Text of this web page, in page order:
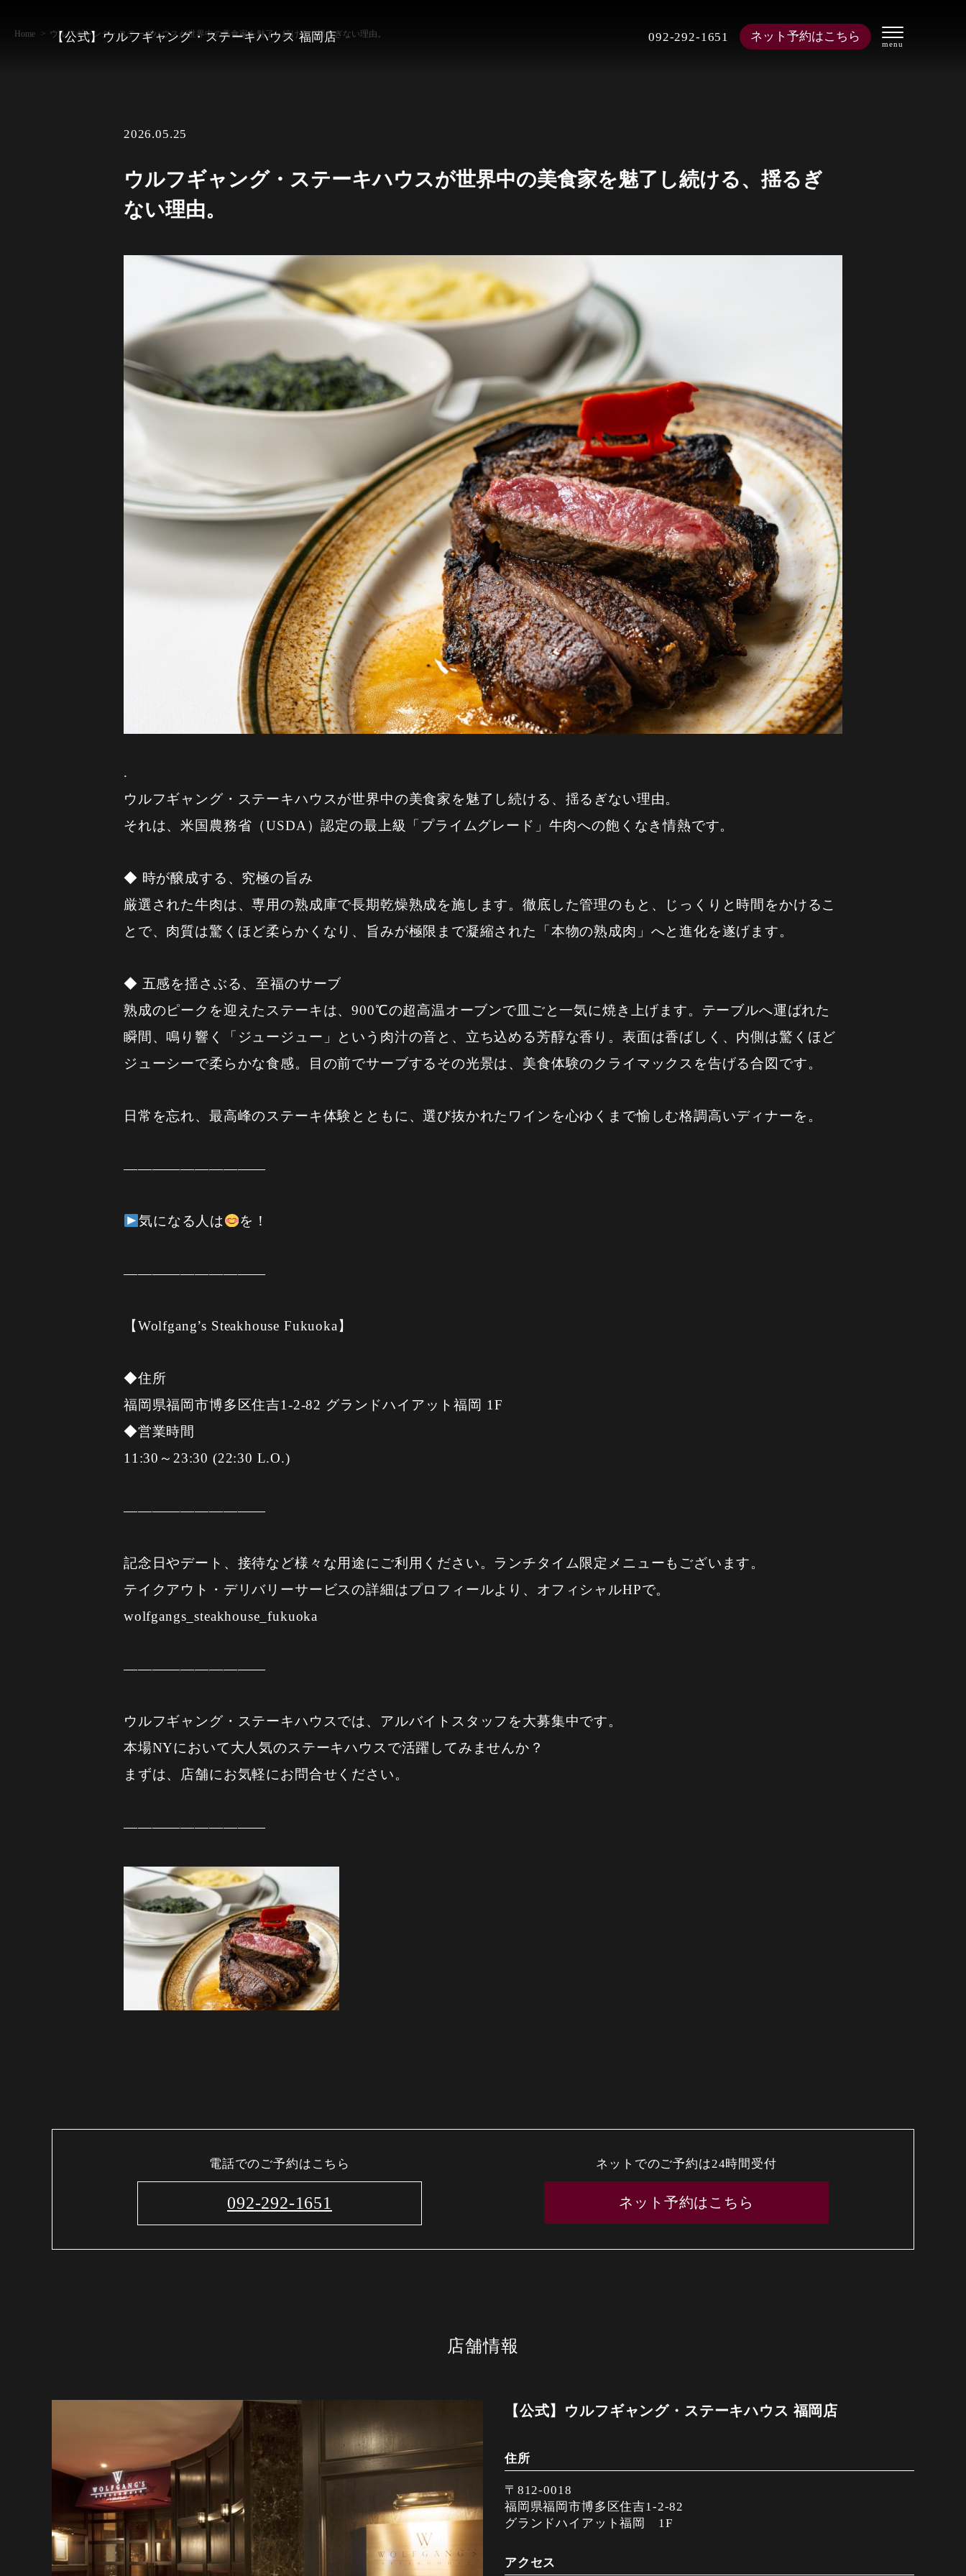
【公式】ウルフギャング・ステーキハウス 福岡店 092-292-1651 ネット予約はこちら
Home ウルフギャング・ステーキハウスが世界中の美食家を魅了し続ける、揺るぎない理由。
2026.05.25
ウルフギャング・ステーキハウスが世界中の美食家を魅了し続ける、揺るぎ
ない理由。
.
ウルフギャング・ステーキハウスが世界中の美食家を魅了し続ける、揺るぎない理由。
それは、米国農務省（USDA）認定の最上級「プライムグレード」牛肉への飽くなき情熱です。
◆ 時が醸成する、究極の旨み
厳選された牛肉は、専用の熟成庫で長期乾燥熟成を施します。徹底した管理のもと、じっくりと時間をかけるこ
とで、肉質は驚くほど柔らかくなり、旨みが極限まで凝縮された「本物の熟成肉」へと進化を遂げます。
◆ 五感を揺さぶる、至福のサーブ
熟成のピークを迎えたステーキは、900℃の超高温オーブンで皿ごと一気に焼き上げます。テーブルへ運ばれた
瞬間、鳴り響く「ジュージュー」という肉汁の音と、立ち込める芳醇な香り。表面は香ばしく、内側は驚くほど
ジューシーで柔らかな食感。目の前でサーブするその光景は、美食体験のクライマックスを告げる合図です。
日常を忘れ、最高峰のステーキ体験とともに、選び抜かれたワインを心ゆくまで愉しむ格調高いディナーを。
——————————
気になる人は を！
——————————
【Wolfgang’s Steakhouse Fukuoka】
◆住所
福岡県福岡市博多区住吉1-2-82 グランドハイアット福岡 1F
◆営業時間
11:30～23:30 (22:30 L.O.)
——————————
記念日やデート、接待など様々な用途にご利用ください。ランチタイム限定メニューもございます。
テイクアウト・デリバリーサービスの詳細はプロフィールより、オフィシャルHPで。
wolfgangs_steakhouse_fukuoka
——————————
ウルフギャング・ステーキハウスでは、アルバイトスタッフを大募集中です。
本場NYにおいて大人気のステーキハウスで活躍してみませんか？
まずは、店舗にお気軽にお問合せください。
——————————
電話でのご予約はこちら
092-292-1651
ネットでのご予約は24時間受付
ネット予約はこちら
店舗情報
【公式】ウルフギャング・ステーキハウス 福岡店
住所
〒812-0018
福岡県福岡市博多区住吉1-2-82
グランドハイアット福岡 1F
アクセス